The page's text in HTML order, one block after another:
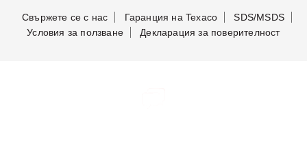
Свържете се с нас Гаранция на Texaco
SDS/MSDS
Условия за ползване
Декларация за поверителност